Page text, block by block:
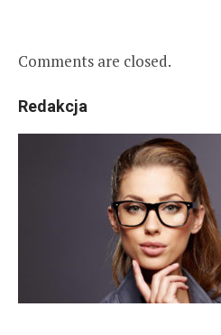
Comments are closed.
Redakcja